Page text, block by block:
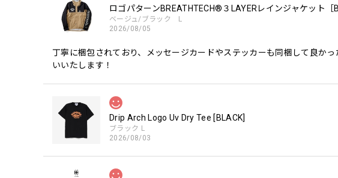
ロゴパターンBREATHTECH®３LAYERレインジャケット［
ベージュ/ブラック L
2026/08/05
丁寧に梱包されており、メッセージカードやステッカーも同梱して良か
いいたします！
Drip Arch Logo Uv Dry Tee [BLACK]
ブラック L
2026/08/03